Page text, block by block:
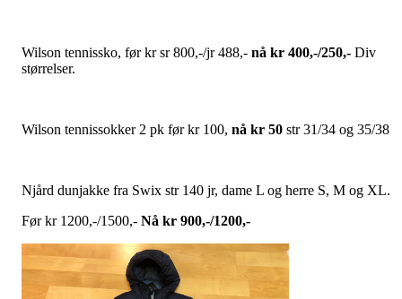
Wilson tennissko, før kr sr 800,-/jr 488,- nå kr 400,-/250,- Div
størrelser.
Wilson tennissokker 2 pk før kr 100, nå kr 50 str 31/34 og 35/38
Njård dunjakke fra Swix str 140 jr, dame L og herre S, M og XL.
Før kr 1200,-/1500,- Nå kr 900,-/1200,-